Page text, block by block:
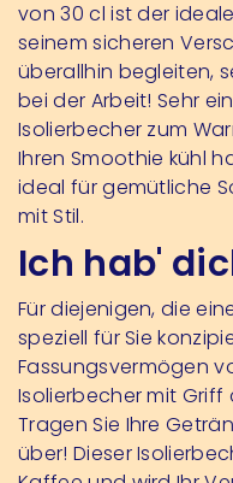
von 30 cl ist der
seinem sicheren
überallhin begleiten,
bei der Arbeit! Sehr
Isolierbecher zum
Ihren Smoothie kühl
ideal für gemütliche
mit Stil.
Ich hab'
Für diejenigen, die
speziell für Sie
Fassungsvermögen
Isolierbecher mit Griff
Tragen Sie Ihre
über! Dieser